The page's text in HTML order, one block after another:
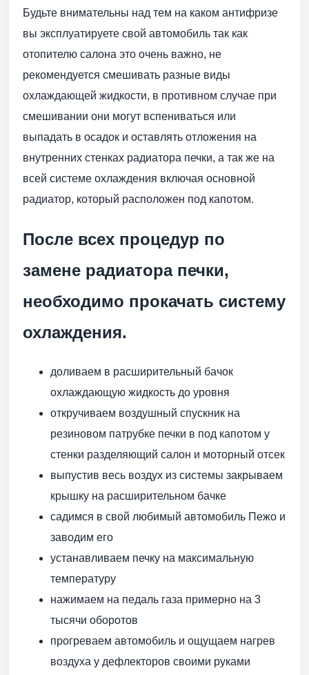
Будьте внимательны над тем на каком антифризе
вы эксплуатируете свой автомобиль так как
отопителю салона это очень важно, не
рекомендуется смешивать разные виды
охлаждающей жидкости, в противном случае при
смешивании они могут вспениваться или
выпадать в осадок и оставлять отложения на
внутренних стенках радиатора печки, а так же на
всей системе охлаждения включая основной
радиатор, который расположен под капотом.
После всех процедур по
замене радиатора печки,
необходимо прокачать систему
охлаждения.
доливаем в расширительный бачок
охлаждающую жидкость до уровня
откручиваем воздушный спускник на
резиновом патрубке печки в под капотом у
стенки разделяющий салон и моторный отсек
выпустив весь воздух из системы закрываем
крышку на расширительном бачке
садимся в свой любимый автомобиль Пежо и
заводим его
устанавливаем печку на максимальную
температуру
нажимаем на педаль газа примерно на 3
тысячи оборотов
прогреваем автомобиль и ощущаем нагрев
воздуха у дефлекторов своими руками